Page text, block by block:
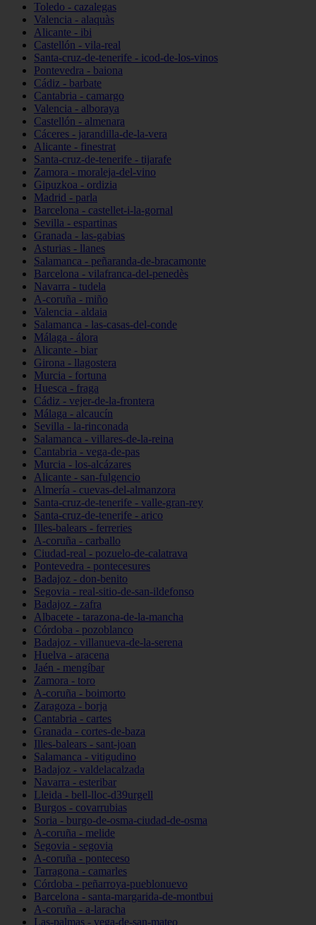
Toledo - cazalegas
Valencia - alaquàs
Alicante - ibi
Castellón - vila-real
Santa-cruz-de-tenerife - icod-de-los-vinos
Pontevedra - baiona
Cádiz - barbate
Cantabria - camargo
Valencia - alboraya
Castellón - almenara
Cáceres - jarandilla-de-la-vera
Alicante - finestrat
Santa-cruz-de-tenerife - tijarafe
Zamora - moraleja-del-vino
Gipuzkoa - ordizia
Madrid - parla
Barcelona - castellet-i-la-gornal
Sevilla - espartinas
Granada - las-gabias
Asturias - llanes
Salamanca - peñaranda-de-bracamonte
Barcelona - vilafranca-del-penedès
Navarra - tudela
A-coruña - miño
Valencia - aldaia
Salamanca - las-casas-del-conde
Málaga - álora
Alicante - biar
Girona - llagostera
Murcia - fortuna
Huesca - fraga
Cádiz - vejer-de-la-frontera
Málaga - alcaucín
Sevilla - la-rinconada
Salamanca - villares-de-la-reina
Cantabria - vega-de-pas
Murcia - los-alcázares
Alicante - san-fulgencio
Almería - cuevas-del-almanzora
Santa-cruz-de-tenerife - valle-gran-rey
Santa-cruz-de-tenerife - arico
Illes-balears - ferreries
A-coruña - carballo
Ciudad-real - pozuelo-de-calatrava
Pontevedra - pontecesures
Badajoz - don-benito
Segovia - real-sitio-de-san-ildefonso
Badajoz - zafra
Albacete - tarazona-de-la-mancha
Córdoba - pozoblanco
Badajoz - villanueva-de-la-serena
Huelva - aracena
Jaén - mengíbar
Zamora - toro
A-coruña - boimorto
Zaragoza - borja
Cantabria - cartes
Granada - cortes-de-baza
Illes-balears - sant-joan
Salamanca - vitigudino
Badajoz - valdelacalzada
Navarra - esteribar
Lleida - bell-lloc-d39urgell
Burgos - covarrubias
Soria - burgo-de-osma-ciudad-de-osma
A-coruña - melide
Segovia - segovia
A-coruña - ponteceso
Tarragona - camarles
Córdoba - peñarroya-pueblonuevo
Barcelona - santa-margarida-de-montbui
A-coruña - a-laracha
Las-palmas - vega-de-san-mateo